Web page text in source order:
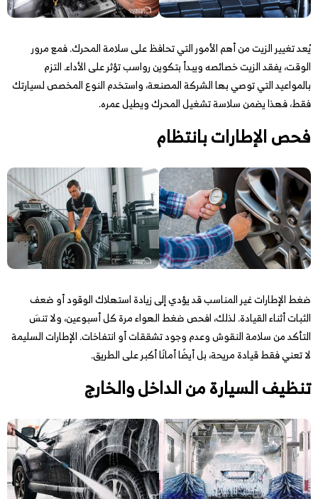
يُعد تغيير الزيت من أهم الأمور التي تحافظ على سلامة المحرك. فمع مرور
الوقت، يفقد الزيت خصائصه ويبدأ بتكوين رواسب تؤثر على الأداء. التزم
بالمواعيد التي توصي بها الشركة المصنعة، واستخدم النوع المخصص لسيارتك
فقط، فهذا يضمن سلاسة تشغيل المحرك ويطيل عمره.
فحص الإطارات بانتظام
ضغط الإطارات غير المناسب قد يؤدي إلى زيادة استهلاك الوقود أو ضعف
الثبات أثناء القيادة. لذلك، افحص ضغط الهواء مرة كل أسبوعين، ولا تنسَ
التأكد من سلامة النقوش وعدم وجود تشققات أو انتفاخات. الإطارات السليمة
لا تعني فقط قيادة مريحة، بل أيضًا أمانًا أكبر على الطريق.
تنظيف السيارة من الداخل والخارج